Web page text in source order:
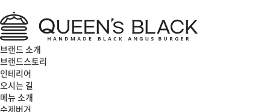
브랜드 소개
브랜드스토리
인테리어
오시는 길
메뉴 소개
수제버거